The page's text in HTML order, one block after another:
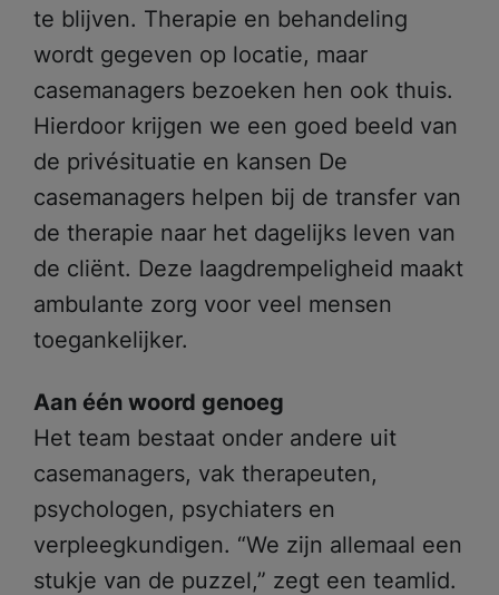
Locaties
te blijven. Therapie en behandeling
wordt gegeven op locatie, maar
casemanagers bezoeken hen ook thuis.
Hierdoor krijgen we een goed beeld van
de privésituatie en kansen De
casemanagers helpen bij de transfer van
de therapie naar het dagelijks leven van
de cliënt. Deze laagdrempeligheid maakt
ambulante zorg voor veel mensen
toegankelijker.
Aan één woord genoeg
Het team bestaat onder andere uit
casemanagers, vak therapeuten,
psychologen, psychiaters en
verpleegkundigen. “We zijn allemaal een
stukje van de puzzel,” zegt een teamlid.